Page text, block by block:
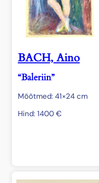
BACH, Aino
“Baleriin”
Mõõtmed: 41×24 cm
Hind: 1400 €